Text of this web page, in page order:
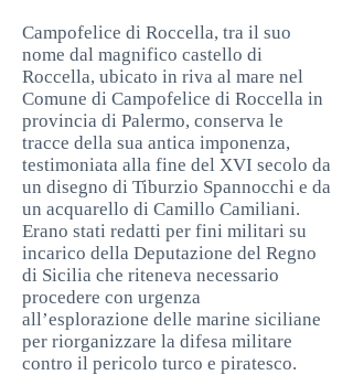
Campofelice di Roccella, tra il suo
nome dal magnifico castello di
Roccella, ubicato in riva al mare nel
Comune di Campofelice di Roccella in
provincia di Palermo, conserva le
tracce della sua antica imponenza,
testimoniata alla fine del XVI secolo da
un disegno di Tiburzio Spannocchi e da
un acquarello di Camillo Camiliani.
Erano stati redatti per fini militari su
incarico della Deputazione del Regno
di Sicilia che riteneva necessario
procedere con urgenza
all’esplorazione delle marine siciliane
per riorganizzare la difesa militare
contro il pericolo turco e piratesco.